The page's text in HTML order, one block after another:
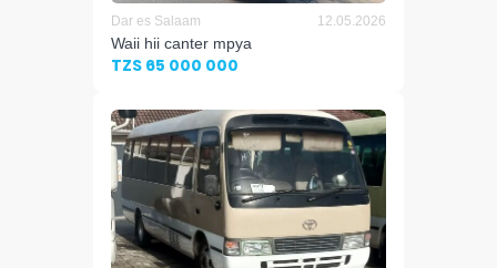
Dar es Salaam 12.05.2026
Waii hii canter mpya
TZS 65 000 000